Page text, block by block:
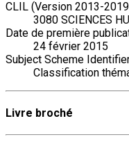
CLIL (Version 2013-
3080 SCIENCES
Date de première
24 février 2015
Subject Scheme
Classification
Livre broché